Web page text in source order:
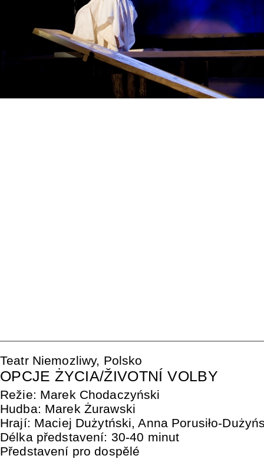
Teatr Niemozliwy, Polsko
OPCJE ŻYCIA/ŽIVOTNÍ VOLBY
Režie: Marek Chodaczyński
Hudba: Marek Żurawski
Hrají: Maciej Dużytński, Anna Porusiło-
Délka představení: 30-40 minut
Představení pro dospělé